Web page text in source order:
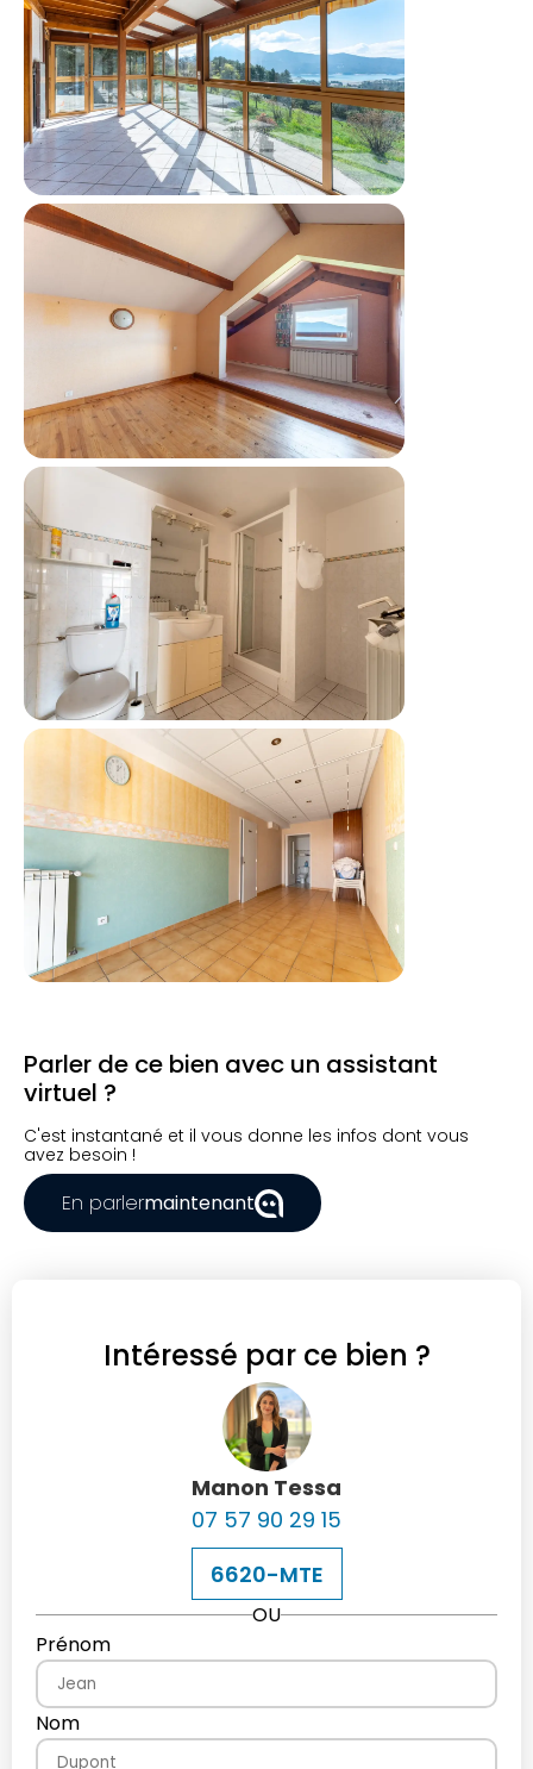
Parler de ce bien avec un assistant
virtuel ?
C'est instantané et il vous donne les infos dont vous
avez besoin !
En parlermaintenant
Intéressé par ce bien ?
Manon Tessa
07 57 90 29 15
6620-MTE
OU
Prénom
Nom